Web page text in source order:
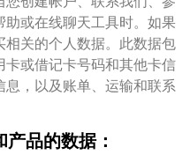
或在线聊天工具时。如果
关的个人数据。此数据包
或借记卡号码和其他卡信
，以及账单、运输和联系
品的数据：